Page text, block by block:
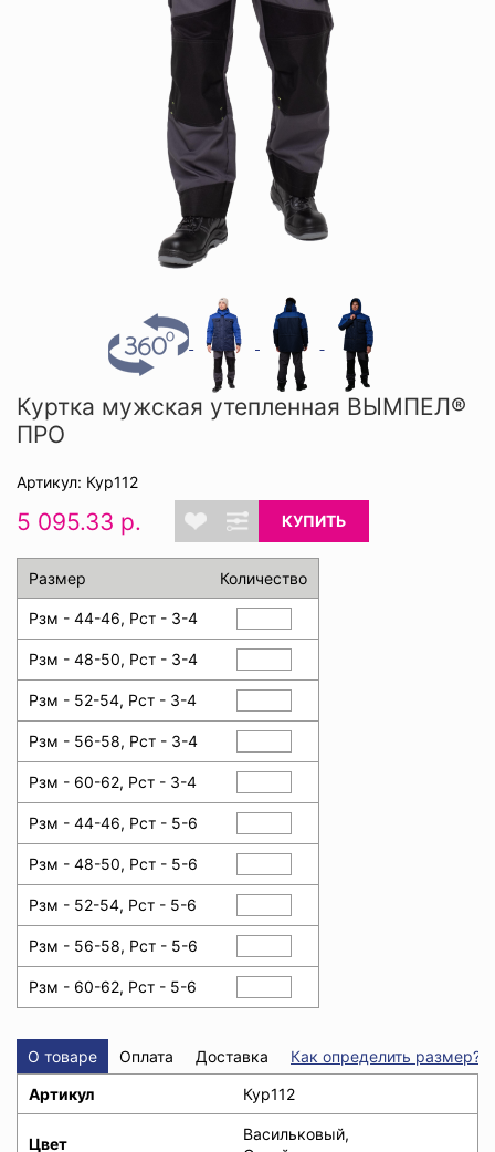
Куртка мужская утепленная ВЫМПЕЛ®
ПРО
Артикул: Кур112
5 095.33 р. КУПИТЬ
Размер Количество
Рзм - 44-46, Рст - 3-4
Рзм - 48-50, Рст - 3-4
Рзм - 52-54, Рст - 3-4
Рзм - 56-58, Рст - 3-4
Рзм - 60-62, Рст - 3-4
Рзм - 44-46, Рст - 5-6
Рзм - 48-50, Рст - 5-6
Рзм - 52-54, Рст - 5-6
Рзм - 56-58, Рст - 5-6
Рзм - 60-62, Рст - 5-6
О товаре Оплата Доставка
Как определить размер?
Артикул
Кур112
Цвет
Васильковый,